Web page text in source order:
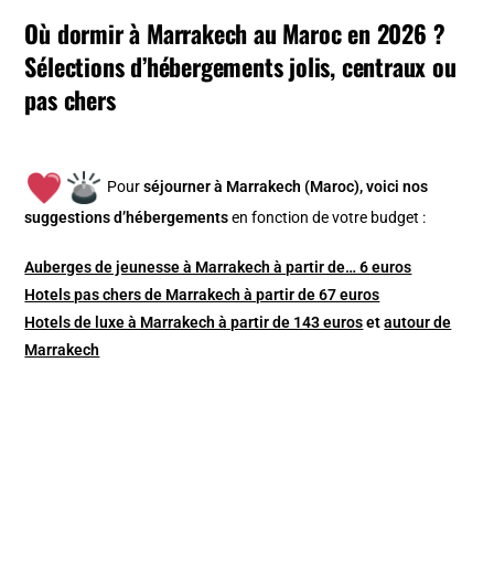
Où dormir à Marrakech au Maroc en 2026 ?
Sélections d’hébergements jolis, centraux ou
pas chers
Pourséjourner à Marrakech (Maroc), voici nos
suggestions d’hébergements en fonction de votre budget :
Auberges de jeunesse à Marrakech à partir de… 6 euros
Hotels pas chers de Marrakech à partir de 67 euros
Hotels de luxe à Marrakech à partir de 143 eurosetautour de
Marrakech